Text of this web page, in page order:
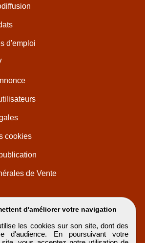
d'améliorer votre navigation
les cookies sur son site, dont des
d'audience. En poursuivant votre
d'emploi
cookies
de Vente